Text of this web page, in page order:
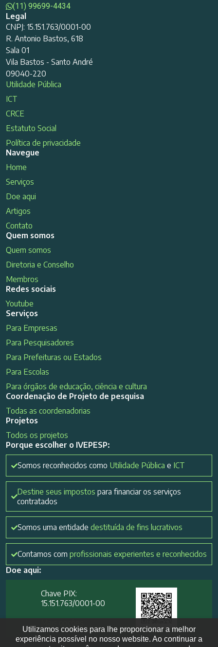
(11) 99699-4434
Legal
CNPJ: 15.151.763/0001-00
R. Antonio Bastos, 618
Sala 01
Vila Bastos - Santo André
09040-220
Utilidade Pública
ICT
CRCE
Estatuto Social
Política de privacidade
Navegue
Home
Serviços
Doe aqui
Artigos
Contato
Quem somos
Quem somos
Diretoria e Conselho
Membros
Redes sociais
Youtube
Serviços
Para Empresas
Para Pesquisadores
Para Prefeituras ou Estados
Para Escolas
Para órgãos de educação, ciência e cultura
Coordenação de Projeto de pesquisa
Todas as coordenadorias
Projetos
Todos os projetos
Porque escolher o IVEPESP:
Somos reconhecidos como Utilidade Pública e ICT
Destine seus impostos para financiar os serviços
contratados
Somos uma entidade destituída de fins lucrativos
Contamos com profissionais experientes e reconhecidos
Doe aqui:
Chave PIX:
15.151.763/0001-00​
Utilizamos cookies para lhe proporcionar a melhor
experiência possível no nosso website. Ao continuar a